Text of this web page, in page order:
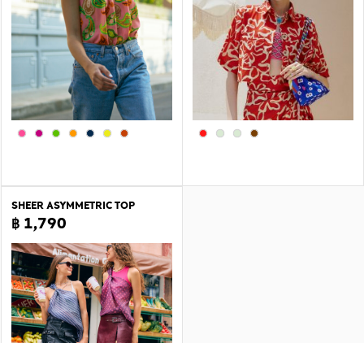
SHEER ASYMMETRIC TOP
฿ 1,790